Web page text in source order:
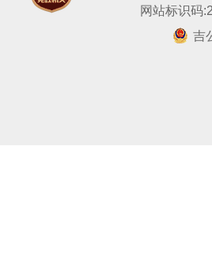
网站标识码
吉